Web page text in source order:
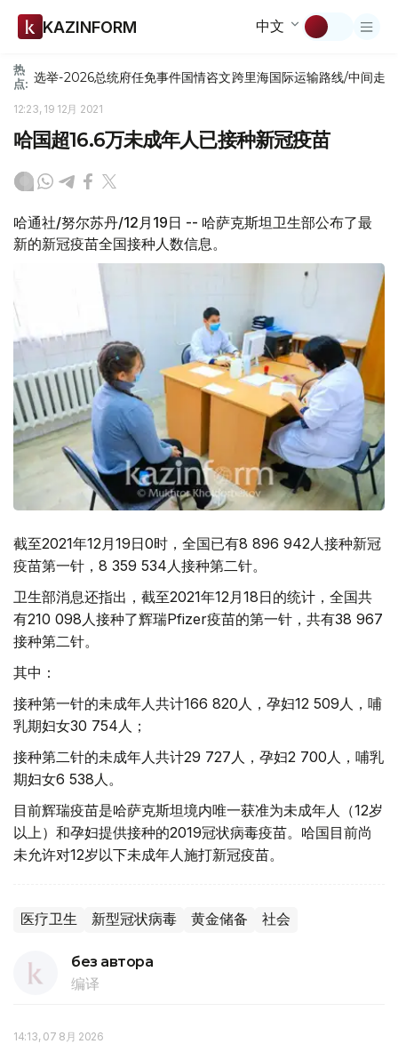
KAZINFORM 中文
热
点: 选举-2026总统府任免事件国情咨文跨里海国际运输路线/中间走廊
12:23, 19 12月 2021
哈国超16.6万未成年人已接种新冠疫苗
哈通社/努尔苏丹/12月19日 -- 哈萨克斯坦卫生部公布了最
新的新冠疫苗全国接种人数信息。
截至2021年12月19日0时，全国已有8 896 942人接种新冠
疫苗第一针，8 359 534人接种第二针。
卫生部消息还指出，截至2021年12月18日的统计，全国共
有210 098人接种了辉瑞Pfizer疫苗的第一针，共有38 967
接种第二针。
其中：
接种第一针的未成年人共计166 820人，孕妇12 509人，哺
乳期妇女30 754人；
接种第二针的未成年人共计29 727人，孕妇2 700人，哺乳
期妇女6 538人。
目前辉瑞疫苗是哈萨克斯坦境内唯一获准为未成年人（12岁
以上）和孕妇提供接种的2019冠状病毒疫苗。哈国目前尚
未允许对12岁以下未成年人施打新冠疫苗。
医疗卫生 新型冠状病毒 黄金储备 社会
без автора
编译
14:13, 07 8月 2026